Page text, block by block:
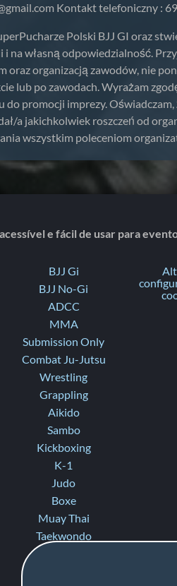
Kontakt telefoniczny :
Polski BJJ GI oraz
na własną odpowiedzialność.
oraz organizacją zawodów, nie
lub po zawodach. Wyrażam
promocji imprezy.
a jakichkolwiek roszczeń od
wszystkim poleceniom
e fácil de usar para
BJJ Gi
BJJ No-Gi
ADCC
MMA
Submission Only
Combat Ju-Jutsu
Wrestling
Grappling
Aikido
Sambo
Kickboxing
K-1
Judo
Boxe
Muay Thai
Taekwondo